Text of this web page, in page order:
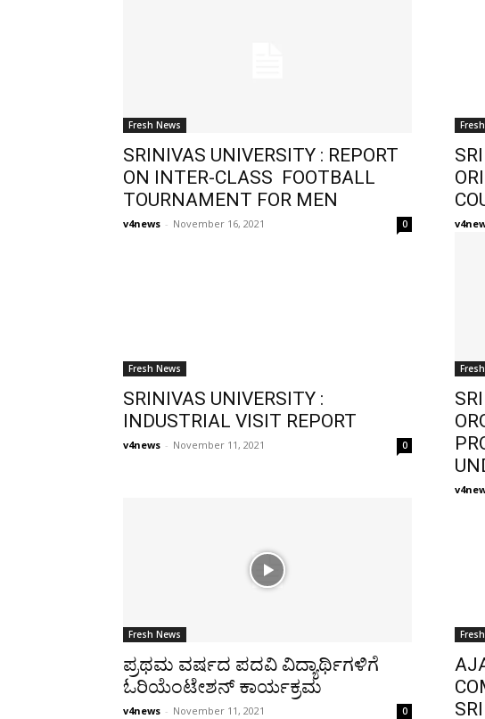
Fresh News
SRINIVAS UNIVERSITY : REPORT
ON INTER-CLASS FOOTBALL
TOURNAMENT FOR MEN
v4news - November 16, 2021 0
Fresh News
SRINIVAS UNIVERSITY :
INDUSTRIAL VISIT REPORT
v4news - November 11, 2021 0
Fresh News
ಪ್ರಥಮ ವರ್ಷದ ಪದವಿ ವಿದ್ಯಾರ್ಥಿಗಳಿಗೆ
ಓರಿಯೆಂಟೇಶನ್ ಕಾರ್ಯಕ್ರಮ
v4news - November 11, 2021 0